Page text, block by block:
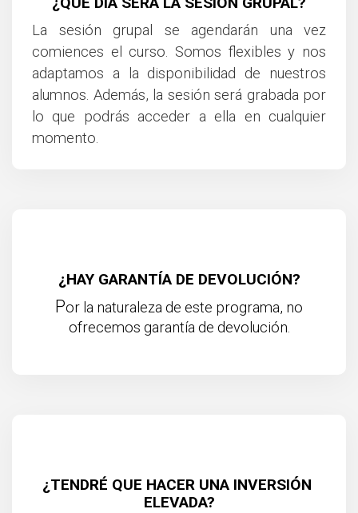
La sesión grupal se agendarán una vez
comiences el curso. Somos flexibles y nos
adaptamos a la disponibilidad de nuestros
alumnos. Además, la sesión será grabada por
lo que podrás acceder a ella en cualquier
momento.
¿HAY GARANTÍA DE DEVOLUCIÓN?
Por la naturaleza de este programa, no
ofrecemos garantía de devolución.
¿TENDRÉ QUE HACER UNA INVERSIÓN
ELEVADA?